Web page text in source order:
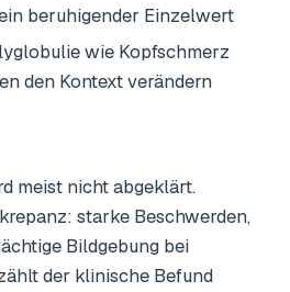
beruhigender Einzelwert
wie Kopfschmerz
den Kontext verändern
meist nicht abgeklärt.
starke Beschwerden,
Bildgebung bei
der klinische Befund